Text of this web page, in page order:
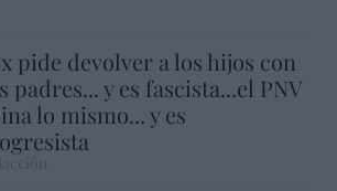
pide devolver a los hijos con
padres... y es fascista...el PNV
lo mismo... y es